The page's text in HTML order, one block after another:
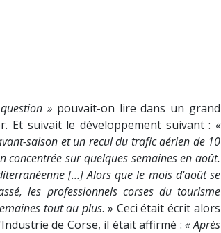
» pouvait-on lire dans un grand
Et suivait le développement suivant : «
saison et un recul du trafic aérien de 10
concentrée sur quelques semaines en août.
[…] Alors que le mois d'août se
les professionnels corses du tourisme
tout au plus. » Ceci était écrit alors
de Corse, il était affirmé :« Après